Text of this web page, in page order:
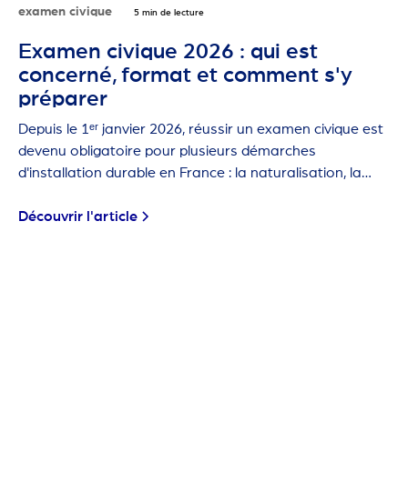
examen civique 5 min de lecture
Examen civique 2026 : qui est
concerné, format et comment s'y
préparer
Depuis le 1ᵉʳ janvier 2026, réussir un examen civique est
devenu obligatoire pour plusieurs démarches
d'installation durable en France : la naturalisation, la
séjour pluriannuelle.
Découvrir l'article